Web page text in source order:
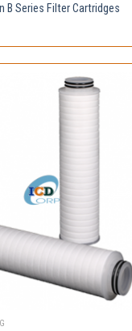
B Series Filter Cartridges